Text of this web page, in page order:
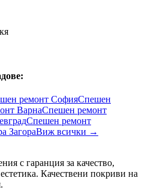
ремонт СофияСпешен
ВарнаСпешен ремонт
Спешен ремонт
ЗагораВиж всички →
с гаранция за качество,
Качествени покриви на